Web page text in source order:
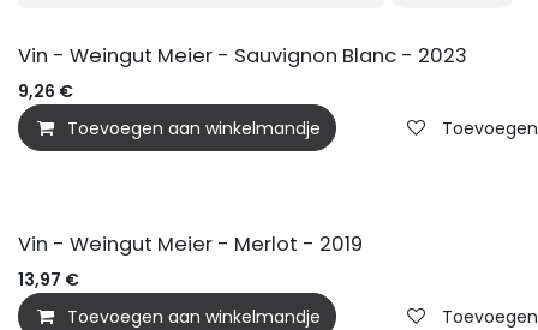
BIO
Vin - Weingut Meier - Sauvignon Blanc - 2023
9,26 €
Toevoegen aan winkelmandje
BIO
Vin - Weingut Meier - Merlot - 2019
13,97 €
Toevoegen aan winkelmandje